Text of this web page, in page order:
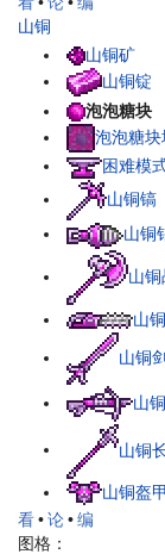
山铜
山铜矿
山铜锭
泡泡糖块
泡泡糖块
困难模
山铜镐
山铜
山铜
山
山铜剑
山
山铜
山铜盔甲
看•论•编
图格：